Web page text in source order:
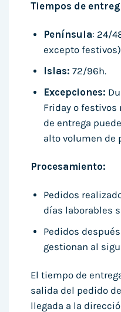
Tiempos de
Península: 24/
excepto
Islas: 72/96h.
Excepciones:
Friday o
de entrega
alto volumen de
Procesamiento:
Pedidos
días laborables
Pedidos
gestionan al
El tiempo de
salida del pedido
llegada a la